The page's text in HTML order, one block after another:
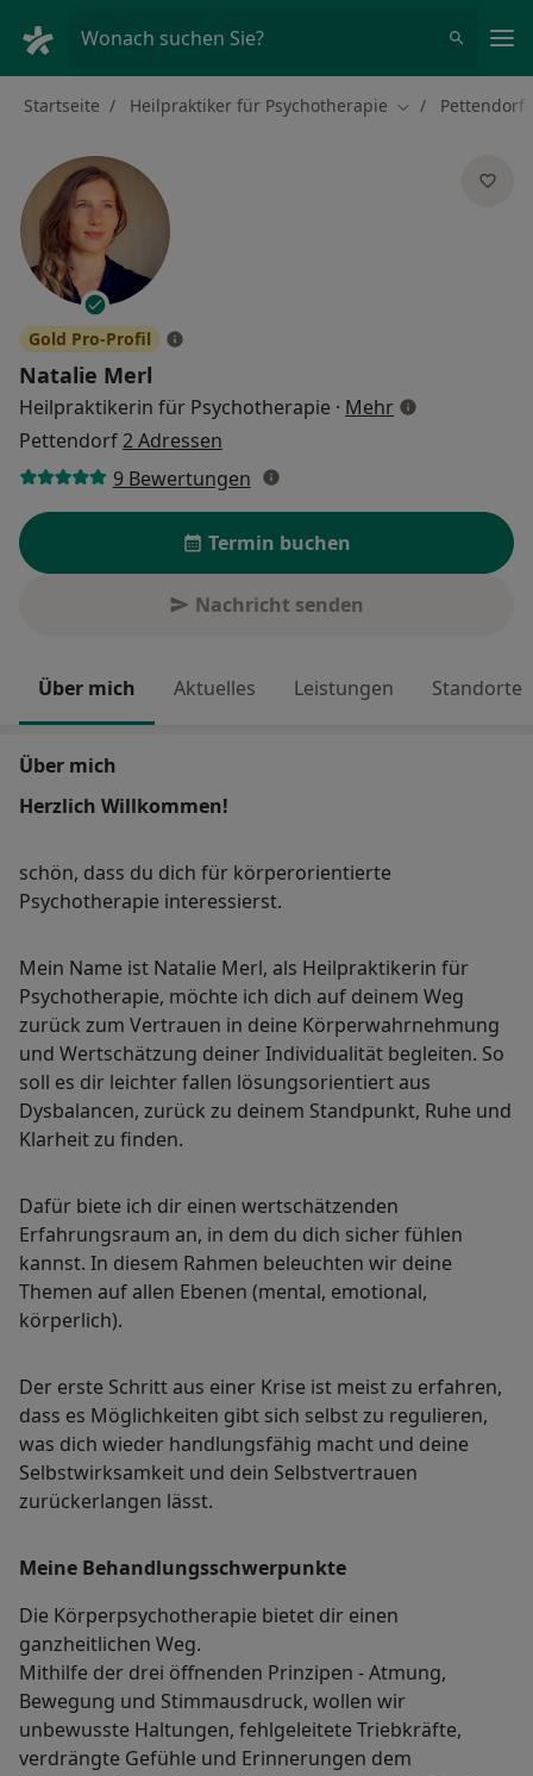
Wonach suchen Sie?
Startseite Heilpraktiker für Psychotherapie Stadt ändern
Pettendorf
Gold Pro-Profil
Natalie Merl
Heilpraktikerin für Psychotherapie · Mehrüber
Pettendorf2 Adressen
9 Bewertungen
Termin buchen
Nachricht senden
Über mich Aktuelles Leistungen Standorte
Über mich
Herzlich Willkommen!
schön, dass du dich für körperorientierte
Psychotherapie interessierst.
Mein Name ist Natalie Merl, als Heilpraktikerin für
Psychotherapie, möchte ich dich auf deinem Weg
zurück zum Vertrauen in deine Körperwahrnehmung
und Wertschätzung deiner Individualität begleiten. So
soll es dir leichter fallen lösungsorientiert aus
Dysbalancen, zurück zu deinem Standpunkt, Ruhe und
Klarheit zu finden.
Dafür biete ich dir einen wertschätzenden
Erfahrungsraum an, in dem du dich sicher fühlen
kannst. In diesem Rahmen beleuchten wir deine
Themen auf allen Ebenen (mental, emotional,
körperlich).
Der erste Schritt aus einer Krise ist meist zu erfahren,
dass es Möglichkeiten gibt sich selbst zu regulieren,
was dich wieder handlungsfähig macht und deine
Selbstwirksamkeit und dein Selbstvertrauen
zurückerlangen lässt.
Meine Behandlungs­schwerpunkte
Die Körperpsychotherapie bietet dir einen
ganzheitlichen Weg.
Mithilfe der drei öffnenden Prinzipen - Atmung,
Bewegung und Stimmausdruck, wollen wir
unbewusste Haltungen, fehlgeleitete Triebkräfte,
verdrängte Gefühle und Erinnerungen dem